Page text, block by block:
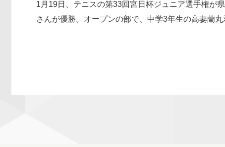
1月19日、テニスの第33回宮日杯ジュニア選手権が
さんが優勝。オープンの部で、中学3年生の高妻蘭丸